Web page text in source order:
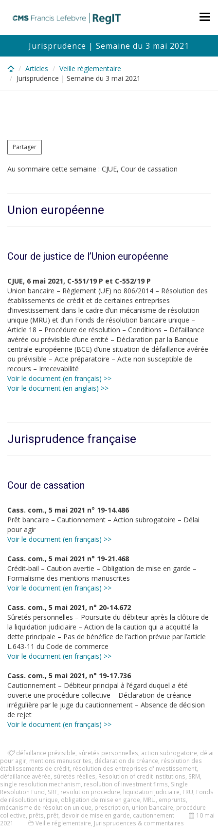
content
Jurisprudence | Semaine du 3 mai 2021
Articles
Veille réglementaire
Jurisprudence | Semaine du 3 mai 2021
Partager
Au sommaire cette semaine : CJUE, Cour de cassation
Union européenne
Cour de justice de l’Union européenne
CJUE, 6 mai 2021, C-551/19 P et C-552/19 P
Union bancaire – Règlement (UE) no 806/2014 – Résolution des
établissements de crédit et de certaines entreprises
d’investissement dans le cadre d’un mécanisme de résolution
unique (MRU) et d’un Fonds de résolution bancaire unique –
Article 18 – Procédure de résolution – Conditions – Défaillance
avérée ou prévisible d’une entité – Déclaration par la Banque
centrale européenne (BCE) d’une situation de défaillance avérée
ou prévisible – Acte préparatoire – Acte non susceptible de
recours – Irrecevabilité
Voir le document (en français) >>
Voir le document (en anglais) >>
Jurisprudence française
Cour de cassation
Cass. com., 5 mai 2021 n° 19-14.486
Prêt bancaire – Cautionnement – Action subrogatoire – Délai
pour agir
Voir le document (en français) >>
Cass. com., 5 mai 2021 n° 19-21.468
Crédit-bail – Caution avertie – Obligation de mise en garde –
Formalisme des mentions manuscrites
Voir le document (en français) >>
Cass. com., 5 mai 2021, n° 20-14.672
Sûretés personnelles – Poursuite du débiteur après la clôture de
la liquidation judiciaire – Action de la caution qui a acquitté la
dette principale – Pas de bénéfice de l’action prévue par l’article
L.643-11 du Code de commerce
Voir le document (en français) >>
Cass. com., 5 mai 2021, n° 19-17.736
Cautionnement – Débiteur principal à l’égard duquel a été
ouverte une procédure collective – Déclaration de créance
irrégulière par le juge du cautionnement – Absence de décision
de rejet
Voir le document (en français) >>
défaillance prévisible sûretés personnelles action subrogatoire délai
pour agir mentions manuscrites déclaration de créance résolution des
établissements de crédit résolution des entreprises d'investissement
défaillance avérée sûretés réelles Resolution of credit institutions SRM
single resolution mechanism resolution of investment firms Single
Resolution Fund SRF resolution procedure liquidation judiciaire FRU Fonds
de résolution unique obligation de mise en garde MRU emprunts
mécanisme de résolution unique prescription union bancaire procédure
collective prêts prêt devoir de mise en garde cautionnement
10 mai
2021
Veille réglementaire Jurisprudences & commentaires